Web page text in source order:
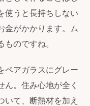
使うと長持ちしない
金がかかります。ム
のですね。
ペアガラスにグレー
ん。住み心地が全く
いて、断熱材を加え